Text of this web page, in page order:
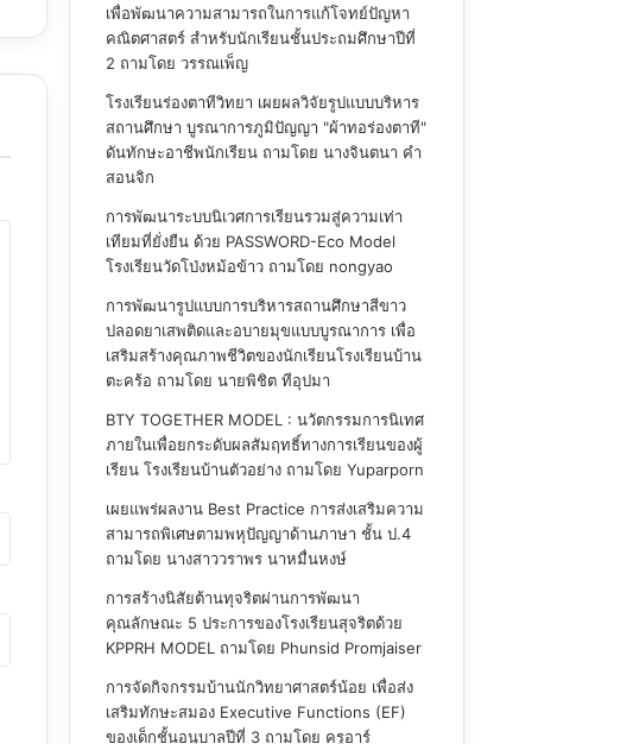
เพื่อพัฒนาความสามารถในการแก้โจทย์ปัญหา
คณิตศาสตร์ สำหรับนักเรียนชั้นประถมศึกษาปีที่
2 ถามโดย วรรณเพ็ญ
โรงเรียนร่องตาทีวิทยา เผยผลวิจัยรูปแบบบริหาร
สถานศึกษา บูรณาการภูมิปัญญา "ผ้าทอร่องตาที"
ดันทักษะอาชีพนักเรียนถามโดย นางจินตนา คำ
สอนจิก
การพัฒนาระบบนิเวศการเรียนรวมสู่ความเท่า
เทียมที่ยั่งยืน ด้วย PASSWORD-Eco Model
โรงเรียนวัดโป่งหม้อข้าวถามโดย nongyao
การพัฒนารูปแบบการบริหารสถานศึกษาสีขาว
ปลอดยาเสพติดและอบายมุขแบบบูรณาการ เพื่อ
เสริมสร้างคุณภาพชีวิตของนักเรียนโรงเรียนบ้าน
ตะคร้อ ถามโดย นายพิชิต ทีอุปมา
BTY TOGETHER MODEL : นวัตกรรมการนิเทศ
ภายในเพื่อยกระดับผลสัมฤทธิ์ทางการเรียนของผู้
เรียน โรงเรียนบ้านตัวอย่างถามโดย Yuparporn
เผยแพร่ผลงาน Best Practice การส่งเสริมความ
สามารถพิเศษตามพหุปัญญาด้านภาษา ชั้น ป.4
ถามโดย นางสาววราพร นาหมื่นหงษ์
การสร้างนิสัยต้านทุจริตผ่านการพัฒนา
คุณลักษณะ 5 ประการของโรงเรียนสุจริตด้วย
KPPRH MODELถามโดย Phunsid Promjaiser
การจัดกิจกรรมบ้านนักวิทยาศาสตร์น้อย เพื่อส่ง
เสริมทักษะสมอง Executive Functions (EF)
ของเด็กชั้นอนุบาลปีที่ 3ถามโดย ครูอาร์